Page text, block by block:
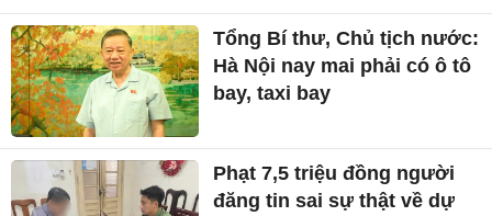
Tổng Bí thư, Chủ tịch nước:
Hà Nội nay mai phải có ô tô
bay, taxi bay
Phạt 7,5 triệu đồng người
đăng tin sai sự thật về dự